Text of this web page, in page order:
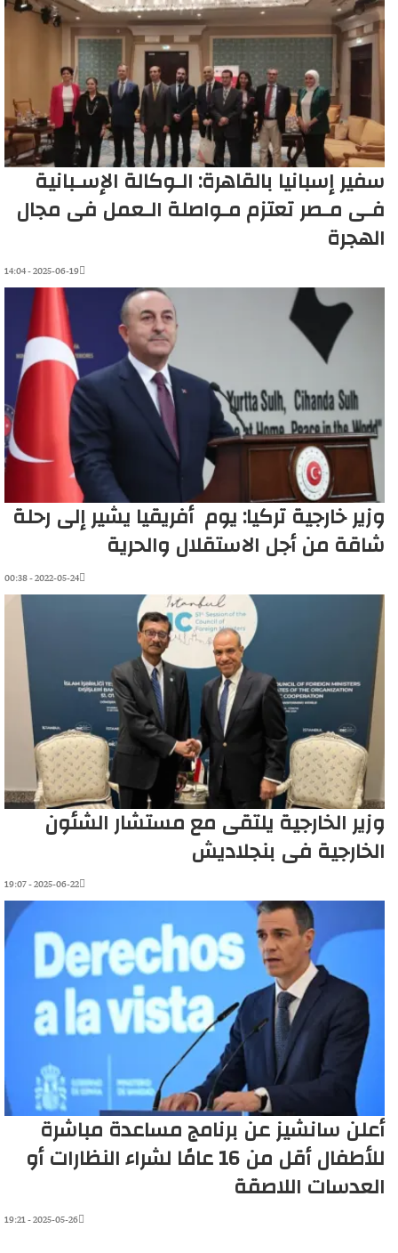
سفير إسبانيا بالقاهرة: الـوكالة الإسـبانية
فـى مـصر تعتزم مـواصلة الـعمل فى مجال
الهجرة
2025-06-19 - 14:04
وزير خارجية تركيا: يوم أفريقيا يشير إلى رحلة
شاقة من أجل الاستقلال والحرية
2022-05-24 - 00:38
وزير الخارجية يلتقى مع مستشار الشئون
الخارجية فى بنجلاديش
2025-06-22 - 19:07
أعلن سانشيز عن برنامج مساعدة مباشرة
للأطفال أقل من 16 عامًا لشراء النظارات أو
العدسات اللاصقة
2025-05-26 - 19:21